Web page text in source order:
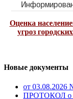
Оценка
угроз
Новые документы
от 03.08.2026
ПРОТОКОЛ о